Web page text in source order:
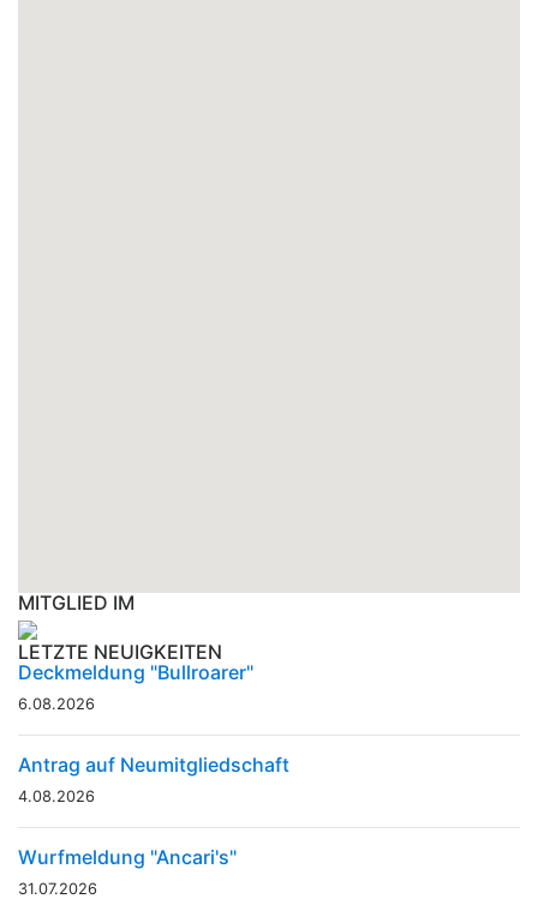
MITGLIED IM
LETZTE NEUIGKEITEN
Deckmeldung "Bullroarer"
6.08.2026
Antrag auf Neumitgliedschaft
4.08.2026
Wurfmeldung "Ancari's"
31.07.2026